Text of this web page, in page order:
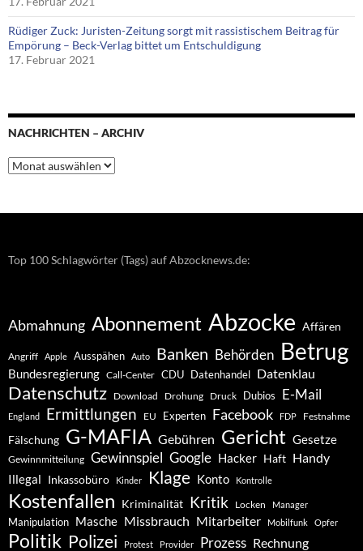
Rüdiger Zuck: Juristen-Zeitung sorgt mit rassistischem Beitrag für
Empörung – Beck-Verlag bittet um Entschuldigung
17. Februar 2021
NACHRICHTEN – ARCHIV
Nachrichten
–
Top 100 Schlagwörter (Tags) auf Abzocknews.de:
Abmahnung Abonnement Abzocke Affären
Angriff Apple Ausspähen Auto Banken Behörden Betrug
Bundesregierung Call-Center CDU Datenhandel Datenklau
Datenschutz Download Drohung Druck Dubios E-Mail
England Ermittlungen EU Experten Facebook FDP Festnahme
Fälschung G-MAFIA Gebühren Gericht Gesetze
Gewinnmitteilung Gewinnspiel Google Hacker Haft Handy
Illegal Inkassobüro Kinder Klage Konto Kontrolle
Kostenfallen Kriminalität Kritik Locken Manager
Manipulation Masche Missbrauch Mitarbeiter Mobilfunk Opfer
Politik Polizei Protest Provider Prozess Rechnung